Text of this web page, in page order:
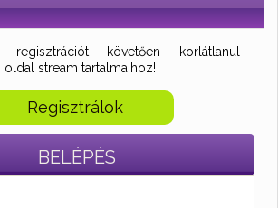
követően korlátlanul
oldal stream tartalmaihoz!
Regisztrálok
BELÉPÉS